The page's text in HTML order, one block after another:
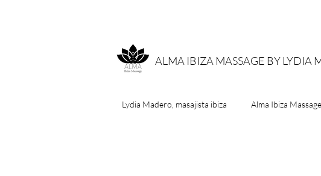
ALMA IBIZA MASSAGE BY LYDIA
Lydia Madero, masajista ibiza Alma Ibiza Massage